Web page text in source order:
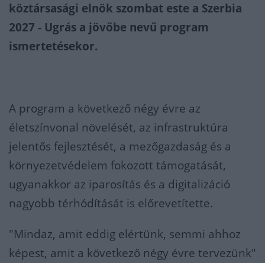
köztársasági elnök szombat este a Szerbia
2027 - Ugrás a jövőbe nevű program
ismertetésekor.
A program a következő négy évre az
életszínvonal növelését, az infrastruktúra
jelentős fejlesztését, a mezőgazdaság és a
környezetvédelem fokozott támogatását,
ugyanakkor az iparosítás és a digitalizáció
nagyobb térhódítását is előrevetítette.
"Mindaz, amit eddig elértünk, semmi ahhoz
képest, amit a következő négy évre tervezünk"